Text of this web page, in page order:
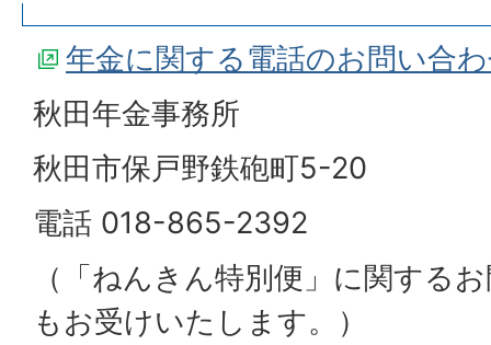
年金に関する電話のお問い合
秋田年金事務所
秋田市保戸野鉄砲町5-20
電話 018-865-2392
（「ねんきん特別便」に関する
もお受けいたします。）